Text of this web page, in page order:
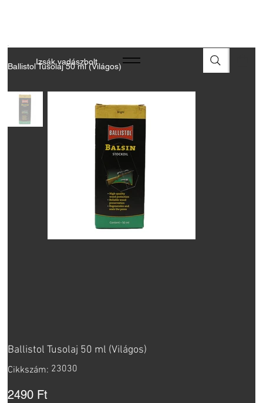
Izsák vadászbolt
Ballistol Tusolaj 50 ml (Világos)
Ballistol Tusolaj 50 ml (Világos)
Cikkszám: Cikkszám:
23030
23030
Ár
2490 Ft